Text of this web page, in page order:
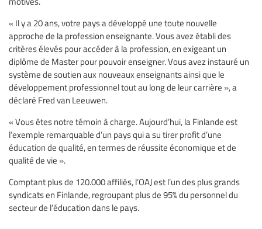
« Il y a 20 ans, votre pays a développé une toute nouvelle
approche de la profession enseignante. Vous avez établi des
critères élevés pour accéder à la profession, en exigeant un
diplôme de Master pour pouvoir enseigner. Vous avez instauré un
système de soutien aux nouveaux enseignants ainsi que le
développement professionnel tout au long de leur carrière », a
déclaré Fred van Leeuwen.
« Vous êtes notre témoin à charge. Aujourd’hui, la Finlande est
l’exemple remarquable d’un pays qui a su tirer profit d’une
éducation de qualité, en termes de réussite économique et de
qualité de vie ».
Comptant plus de 120.000 affiliés, l’OAJ est l’un des plus grands
syndicats en Finlande, regroupant plus de 95% du personnel du
secteur de l’éducation dans le pays.